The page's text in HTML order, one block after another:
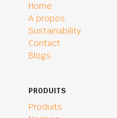
Home
A propos
Sustainability
Contact
Blogs
PRODUITS
Produits